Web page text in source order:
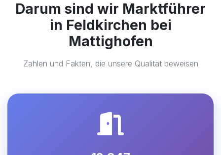
Darum sind wir Marktführer
in Feldkirchen bei
Mattighofen
Zahlen und Fakten, die unsere Qualität beweisen